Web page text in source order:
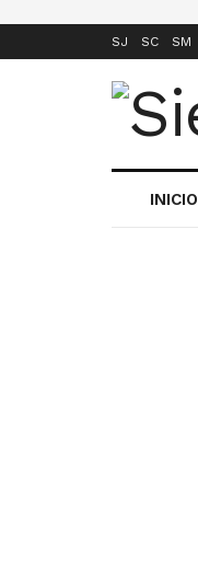
SJ SC SM
INICIO